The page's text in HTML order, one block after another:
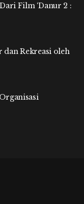
Film ‘Danur 2 :
dan Rekreasi oleh